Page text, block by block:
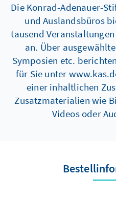
Die Konrad-Adenauer-
und Auslandsbüros
tausend
an. Über
Symposien etc.
für Sie unter
einer inhaltlichen
Zusatzmaterialien wie
Videos oder